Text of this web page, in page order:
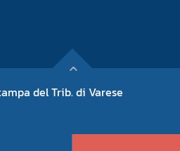
del Trib. di Varese